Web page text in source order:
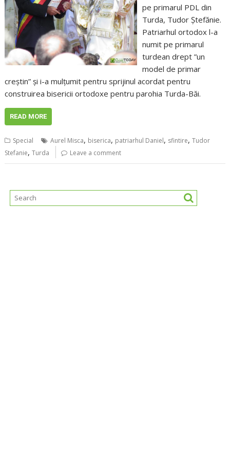
pe primarul PDL din
Turda, Tudor Ștefănie.
Patriarhul ortodox l-a
numit pe primarul
turdean drept ”un
model de primar
creștin” și i-a mulțumit pentru sprijinul acordat pentru
construirea bisericii ortodoxe pentru parohia Turda-Băi.
READ MORE
Special Aurel Misca, biserica, patriarhul Daniel, sfintire,Tudor
Stefanie,Turda Leave a comment